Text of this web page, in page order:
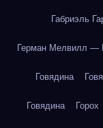
Габриэль
Герман Мелвилл —
Говядина
Говядина Горох